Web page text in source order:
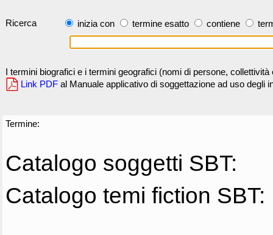
Ricerca inizia con termine esatto contiene
I termini biografici e i termini geografici (nomi di persone,
Link PDF al Manuale applicativo di soggettazione ad uso degli
Termine:
Catalogo soggetti SBT:
Catalogo temi fiction SBT: